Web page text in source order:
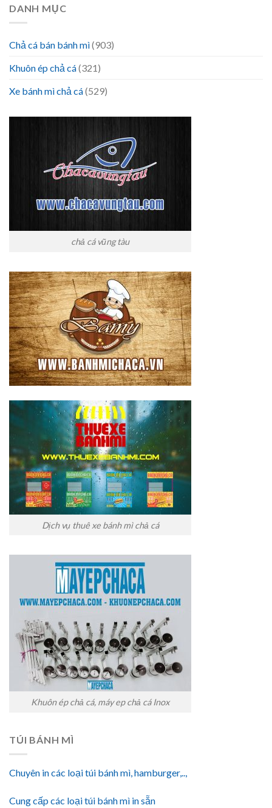
DANH MỤC
Chả cá bán bánh mì(903)
Khuôn ép chả cá(321)
Xe bánh mì chả cá(529)
chả cá vũng tàu
Dịch vụ thuê xe bánh mì chả cá
Khuôn ép chả cá, máy ep chả cá Inox
TÚI BÁNH MÌ
Chuyên in các loại túi bánh mì, hamburger,..,
Cung cấp các loại túi bánh mì in sẵn